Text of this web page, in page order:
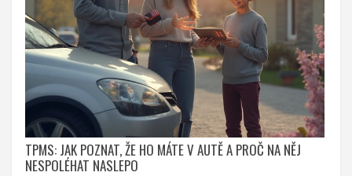
TPMS: JAK POZNAT, ŽE HO MÁTE V AUTĚ A PROČ NA NĚJ
NESPOLÉHAT NASLEPO